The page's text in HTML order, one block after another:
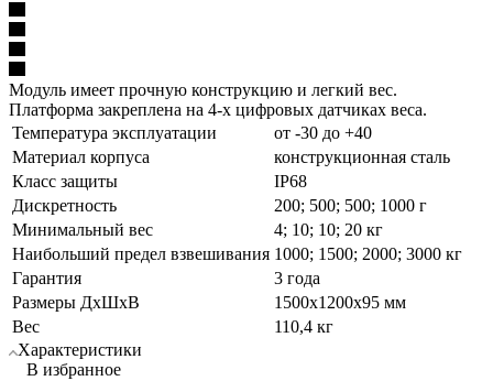
Модуль имеет прочную конструкцию и легкий вес.
Платформа закреплена на 4-х цифровых датчиках веса.
Температура эксплуатации
от -30 до +40
Материал корпуса
конструкционная сталь
Класс защиты
IP68
Дискретность
200; 500; 500; 1000 г
Минимальный вес
4; 10; 10; 20 кг
Наибольший предел взвешивания 1000; 1500; 2000; 3000 кг
Гарантия
3 года
Размеры ДхШхВ
1500х1200х95 мм
Вес
110,4 кг
Характеристики
В избранное